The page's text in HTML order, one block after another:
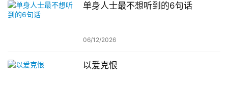
单身人士最不想听到的6句话
06/12/2026
以爱克恨